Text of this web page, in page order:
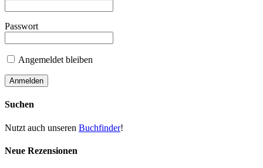
Passwort
Angemeldet bleiben
Suchen
Nutzt auch unseren Buchfinder!
Neue Rezensionen